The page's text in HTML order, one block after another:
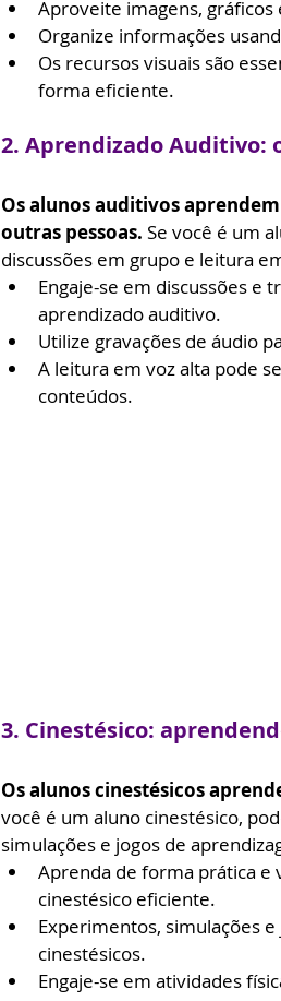
Aproveite imagens, gráficos
Organize informações
Os recursos visuais são
forma eficiente.
2. Aprendizado Auditivo:
Os alunos auditivos
outras pessoas. Se você é um
discussões em grupo e leitura
Engaje-se em discussões e
aprendizado auditivo.
Utilize gravações de áudio
A leitura em voz alta pode
conteúdos.
3. Cinestésico:
Os alunos cinestésicos
você é um aluno cinestésico,
simulações e jogos de
Aprenda de forma prática e
cinestésico eficiente.
Experimentos, simulações
cinestésicos.
Engaje-se em atividades